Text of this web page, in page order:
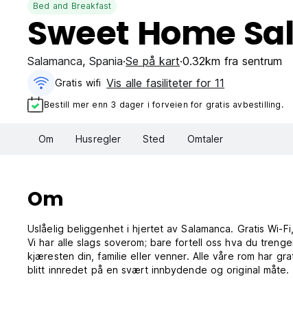
Bed and Breakfast
Sweet Home
Salamanca, Spania Se på kart 0.32km fra sentrum
Gratis wifi‎ Vis alle fasiliteter for 11
Bestill mer enn 3 dager i forveien for gratis avbestilling.
Om Husregler Sted Omtaler
Om
Uslåelig beliggenhet i hjertet av Salamanca. Gratis
Vi har alle slags soverom; bare fortell oss hva du
kjæresten din, familie eller venner. Alle våre rom har
blitt innredet på en svært innbydende og original måte.